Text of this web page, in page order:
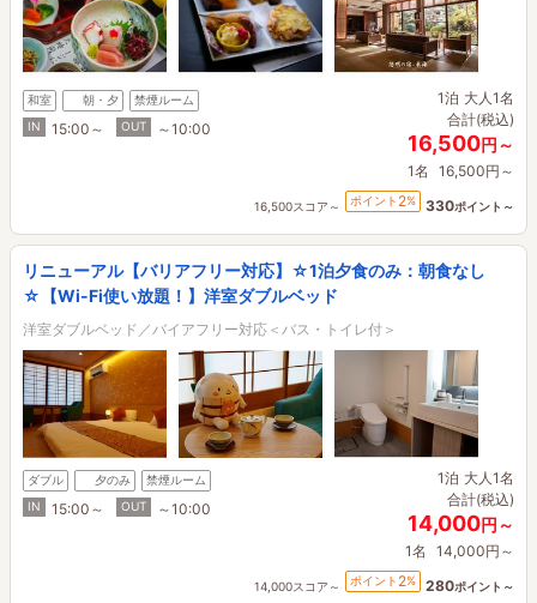
和室 朝・夕
禁煙ルーム
IN
15:00～ OUT ～10:00
1泊 大人1名
合計(税込)
16,500円～
1名 16,500円～
16,500スコア～ ポイント 2% 330ポイント～
リニューアル【バリアフリー対応】☆1泊夕食のみ：朝食なし
☆【Wi-Fi使い放題！】洋室ダブルベッド
洋室ダブルベッド／バイアフリー対応＜バス・トイレ付＞
ダブル 夕のみ
禁煙ルーム
IN
15:00～ OUT ～10:00
1泊 大人1名
合計(税込)
14,000円～
1名 14,000円～
14,000スコア～ ポイント 2% 280ポイント～